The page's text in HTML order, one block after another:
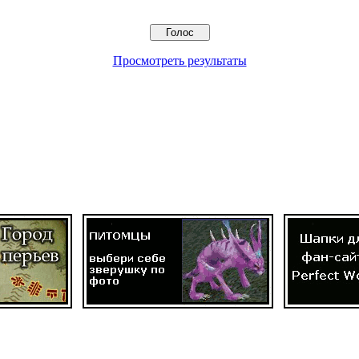
Просмотреть результаты